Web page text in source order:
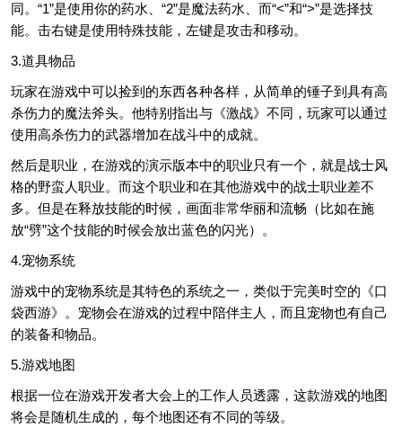
同。“1”是使用你的药水、“2”是魔法药水、而“<”和“>”是选择技
能。击右键是使用特殊技能，左键是攻击和移动。
3.道具物品
玩家在游戏中可以捡到的东西各种各样，从简单的锤子到具有高
杀伤力的魔法斧头。他特别指出与《激战》不同，玩家可以通过
使用高杀伤力的武器增加在战斗中的成就。
然后是职业，在游戏的演示版本中的职业只有一个，就是战士风
格的野蛮人职业。而这个职业和在其他游戏中的战士职业差不
多。但是在释放技能的时候，画面非常华丽和流畅（比如在施
放“劈”这个技能的时候会放出蓝色的闪光）。
4.宠物系统
游戏中的宠物系统是其特色的系统之一，类似于完美时空的《口
袋西游》。宠物会在游戏的过程中陪伴主人，而且宠物也有自己
的装备和物品。
5.游戏地图
根据一位在游戏开发者大会上的工作人员透露，这款游戏的地图
将会是随机生成的，每个地图还有不同的等级。